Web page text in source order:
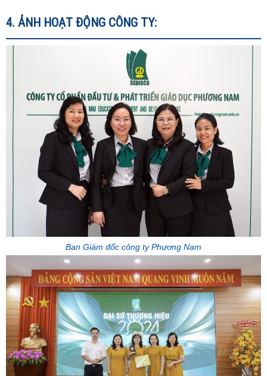
4. ẢNH HOẠT ĐỘNG CÔNG TY:
Ban Giám đốc công ty Phương Nam